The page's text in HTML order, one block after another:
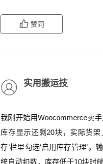
赞同
实用搬运技
我刚开始用Woocommerce卖
库存显示还剩20块，实际货
存’栏里勾选‘启用库存管理’，
统自动扣数，库存低于10块时